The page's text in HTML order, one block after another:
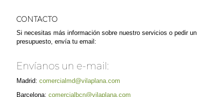
CONTACTO
Si necesitas más información sobre nuestro servicios o pedir un
presupuesto, envía tu email:
Envíanos un e-mail:
Madrid: comercialmd@vilaplana.com
Barcelona: comercialbcn@vilaplana.com